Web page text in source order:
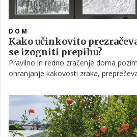
DOM
Kako učinkovito
se izogniti prepihu?
Pravilno in redno zračenje doma
ohranjanje kakovosti zraka,
učinkovite načine za preprečevanje
vpliva na udobje in ogrevalne
poudarjajo pomen ozaveščenosti in
rešitev.